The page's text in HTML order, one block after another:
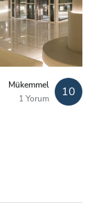
Mükemmel
1 Yorum
10